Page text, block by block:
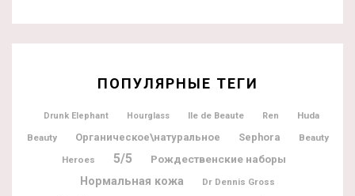
ПОПУЛЯРНЫЕ ТЕГИ
Drunk Elephant Hourglass Ile de Beaute Ren
Huda
Beauty
Органическое\натуральное Sephora
Beauty
Heroes
5/5
Рождественские наборы
Нормальная кожа
Dr Dennis Gross